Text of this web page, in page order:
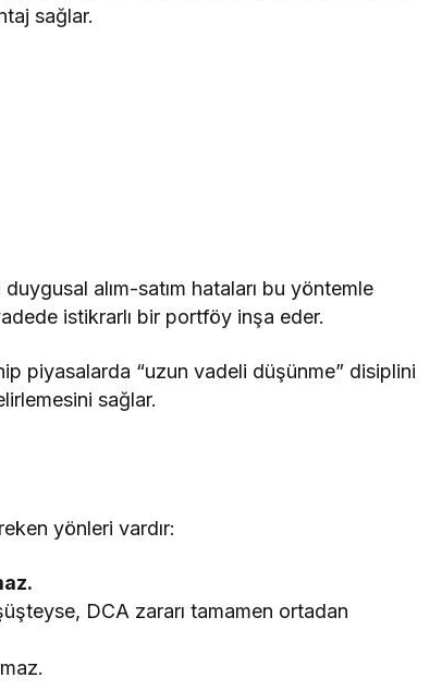
sağlar.
alım-satım hataları bu yöntemle
istikrarlı bir portföy inşa eder.
piyasalarda “uzun vadeli düşünme” disiplini
sağlar.
yönleri vardır:
DCA zararı tamamen ortadan